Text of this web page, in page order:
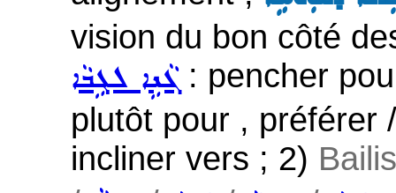
vision du bon côté
ܓܵܢܹܐ ܠܓܹܒܵܐ: pencher
plutôt pour , préférer
incliner vers ; 2)